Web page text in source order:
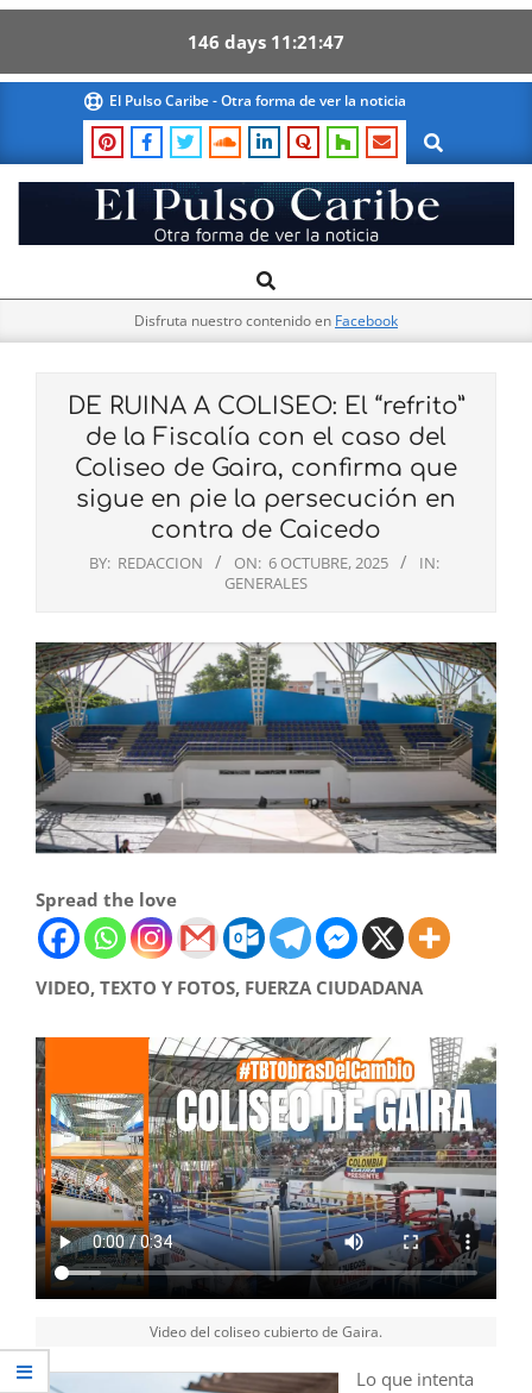
146 days 11 21 46
content
El Pulso Caribe - Otra forma de ver la noticia
Search
El
Pulso
Navigation
Search
Disfruta nuestro contenido en Facebook
DE RUINA A COLISEO: El “refrito”
de la Fiscalía con el caso del
Coliseo de Gaira, confirma que
sigue en pie la persecución en
contra de Caicedo
BY: REDACCION ON: 6 OCTUBRE, 2025
IN:
GENERALES
Spread the love
VIDEO, TEXTO Y FOTOS, FUERZA CIUDADANA
Video del coliseo cubierto de Gaira.
Lo que intenta